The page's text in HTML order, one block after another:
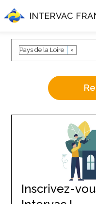
INTERVAC
Pays de la Loire ×
Inscrivez-